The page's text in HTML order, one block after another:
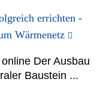
errichten -
Wärmenetz
Der Ausbau
Baustein ...